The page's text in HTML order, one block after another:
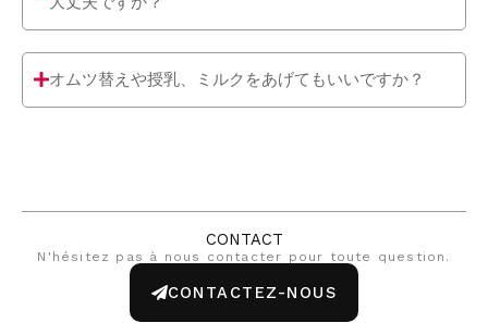
オムツ替えや授乳、ミルクをあげてもいいですか？
CONTACT
N'hésitez pas à nous contacter pour toute question.
CONTACTEZ-NOUS